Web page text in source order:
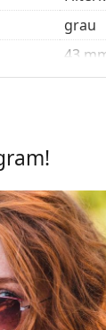
grau
43
56
L
143